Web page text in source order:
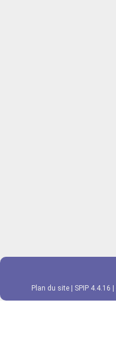
Plan du site SPIP 4.4.16